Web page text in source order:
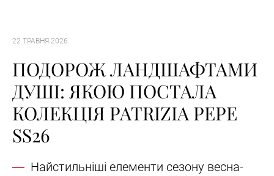
22 ТРАВНЯ 2026
ПОДОРОЖ ЛАНДШАФТАМИ
ДУШІ: ЯКОЮ ПОСТАЛА
КОЛЕКЦІЯ PATRIZIA PEPE
SS26
Найстильніші елементи сезону весна-